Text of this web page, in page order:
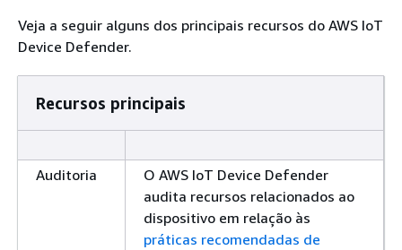
Veja a seguir alguns dos principais recursos do AWS IoT
Device Defender.
Recursos principais
Auditoria
O AWS IoT Device Defender
audita recursos relacionados ao
dispositivo em relação às
práticas recomendadas de